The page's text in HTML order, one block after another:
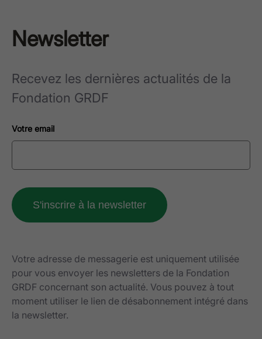
Newsletter
Recevez les dernières actualités de la
Fondation GRDF
Votre email
Votre adresse de messagerie est uniquement utilisée
pour vous envoyer les newsletters de la Fondation
GRDF concernant son actualité. Vous pouvez à tout
moment utiliser le lien de désabonnement intégré dans
la newsletter.